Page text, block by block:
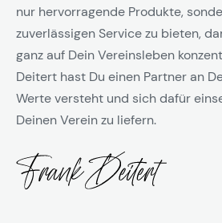
nur hervorragende Produkte,
zuverlässigen Service zu bieten,
ganz auf Dein Vereinsleben
Deitert hast Du einen Partner an
Werte versteht und sich dafür
Deinen Verein zu liefern.